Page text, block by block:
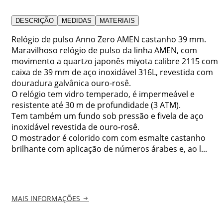
DESCRIÇÃO MEDIDAS MATERIAIS
Relógio de pulso Anno Zero AMEN castanho 39 mm.
Maravilhoso relógio de pulso da linha AMEN, com
movimento a quartzo japonês miyota calibre 2115 com
caixa de 39 mm de aço inoxidável 316L, revestida com
douradura galvânica ouro-rosê.
O relógio tem vidro temperado, é impermeável e
resistente até 30 m de profundidade (3 ATM).
Tem também um fundo sob pressão e fivela de aço
inoxidável revestida de ouro-rosê.
O mostrador é colorido com com esmalte castanho
brilhante com aplicação de números árabes e, ao l...
MAIS INFORMAÇÕES